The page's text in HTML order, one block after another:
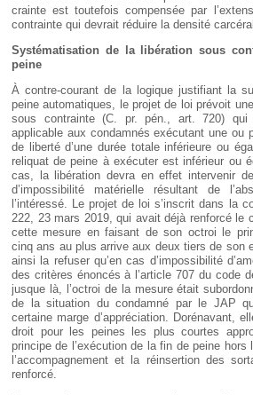
crainte est toutefois compensée par
contrainte qui devrait réduire la densité
Systématisation de la libération sous
peine
À contre-courant de la logique justifiant la
peine automatiques, le projet de loi prévoit
sous contrainte (C. pr. pén., art. 720) qui
applicable aux condamnés exécutant une ou
de liberté d’une durée totale inférieure ou
reliquat de peine à exécuter est inférieur ou
cas, la libération devra en effet intervenir
d’impossibilité matérielle résultant de
l’intéressé. Le projet de loi s’inscrit dans la
222, 23 mars 2019, qui avait déjà renforcé le
cette mesure en faisant de son octroi le
cinq ans au plus arrive aux deux tiers de son
ainsi la refuser qu’en cas d’impossibilité
des critères énoncés à l’article 707 du code
jusque là, l’octroi de la mesure était
de la situation du condamné par le JAP
certaine marge d’appréciation. Dorénavant,
droit pour les peines les plus courtes
principe de l’exécution de la fin de peine
l’accompagnement et la réinsertion des
renforcé.